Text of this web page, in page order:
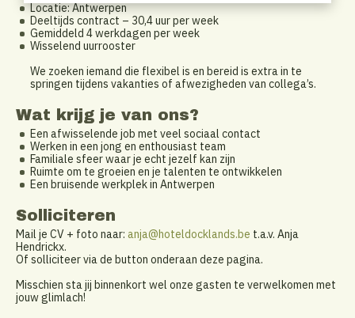
Locatie: Antwerpen
Deeltijds contract – 30,4 uur per week
Gemiddeld 4 werkdagen per week
Wisselend uurrooster
We zoeken iemand die flexibel is en bereid is extra in te
springen tijdens vakanties of afwezigheden van collega’s.
Wat krijg je van ons?
Een afwisselende job met veel sociaal contact
Werken in een jong en enthousiast team
Familiale sfeer waar je echt jezelf kan zijn
Ruimte om te groeien en je talenten te ontwikkelen
Een bruisende werkplek in Antwerpen
Solliciteren
Mail je CV + foto naar: anja@hoteldocklands.be t.a.v. Anja
Hendrickx.
Of solliciteer via de button onderaan deze pagina.
Misschien sta jij binnenkort wel onze gasten te verwelkomen met
jouw glimlach!